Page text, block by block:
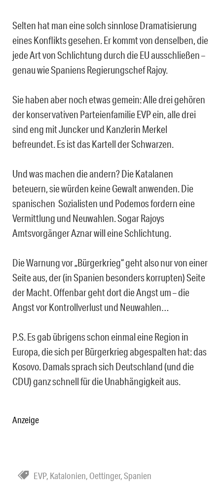
Selten hat man eine solch sinnlose Dramatisierung
eines Konflikts gesehen. Er kommt von denselben, die
jede Art von Schlichtung durch die EU ausschließen –
genau wie Spaniens Regierungschef Rajoy.
Sie haben aber noch etwas gemein: Alle drei gehören
der konservativen Parteienfamilie EVP ein, alle drei
sind eng mit Juncker und Kanzlerin Merkel
befreundet. Es ist das Kartell der Schwarzen.
Und was machen die andern? Die Katalanen
beteuern, sie würden keine Gewalt anwenden. Die
spanischen Sozialisten und Podemos fordern eine
Vermittlung und Neuwahlen. Sogar Rajoys
Amtsvorgänger Aznar will eine Schlichtung.
Die Warnung vor „Bürgerkrieg“ geht also nur von einer
Seite aus, der (in Spanien besonders korrupten) Seite
der Macht. Offenbar geht dort die Angst um – die
Angst vor Kontrollverlust und Neuwahlen…
P.S. Es gab übrigens schon einmal eine Region in
Europa, die sich per Bürgerkrieg abgespalten hat: das
Kosovo. Damals sprach sich Deutschland (und die
CDU) ganz schnell für die Unabhängigkeit aus.
Anzeige
EVP, Katalonien, Oettinger,Spanien